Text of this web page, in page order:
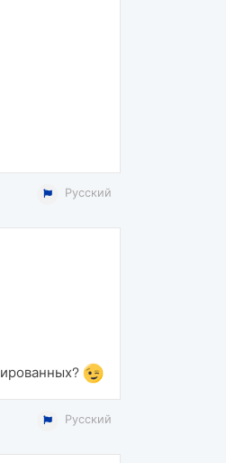
Русский
Русский